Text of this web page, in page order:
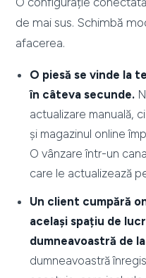
de mai sus. Schimbă
afacerea.
O piesă se vinde la
în câteva secunde.
actualizare manuală,
și magazinul online
O vânzare într-un
care le actualizează
Un client cumpără
același spațiu de
dumneavoastră de
dumneavoastră